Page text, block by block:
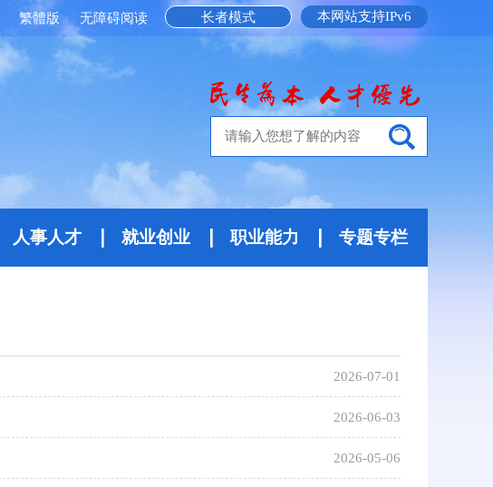
本网站支持IPv6
长者模式
繁體版 无障碍阅读
人事人才 就业创业 职业能力 专题专栏
2026-07-01
2026-06-03
2026-05-06